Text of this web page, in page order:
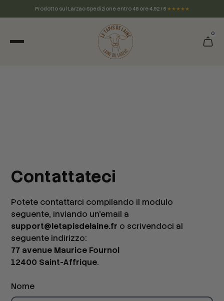
Prodotto sul LarzacSpedizione entro 48 ore4,92 / 5 ★★★★★
0
Contattateci
Potete contattarci compilando il modulo
seguente, inviando un'email a
support@letapisdelaine.fr o scrivendoci al
seguente indirizzo:
77 avenue Maurice Fournol
12400 Saint-Affrique.
Nome